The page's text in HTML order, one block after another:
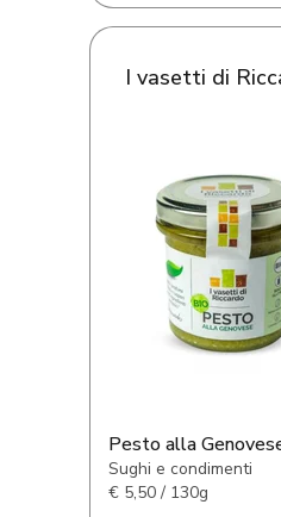
I vasetti di
Pesto alla
Sughi e condimenti
€ 5,50 / 130g